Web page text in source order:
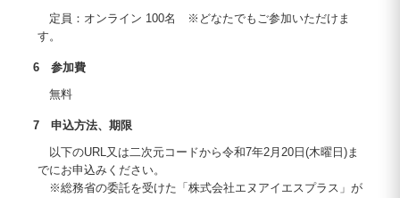
定員：オンライン 100名 ※どなたでもご参加いただけま
す。
6 参加費
無料
7 申込方法、期限
以下のURL又は二次元コードから令和7年2月20日(木曜日)ま
でにお申込みください。
※総務省の委託を受けた「株式会社エヌアイエスプラス」が